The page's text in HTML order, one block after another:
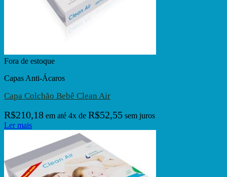
Fora de estoque
Capas Anti-Ácaros
Capa Colchão Bebê Clean Air
R$210,18 em até 4x de R$52,55 sem juros
Ler mais